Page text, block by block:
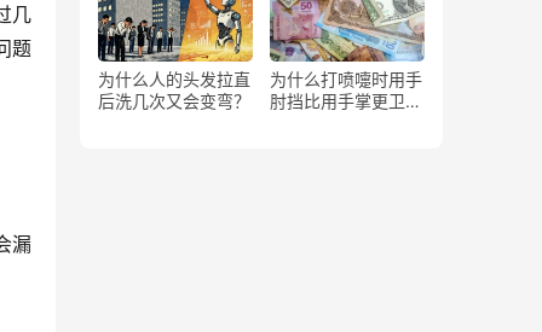
几
题
漏
为什么人的头发拉直
后洗几次又会变弯？
为什么打喷嚏时用手
肘挡比用手掌更卫